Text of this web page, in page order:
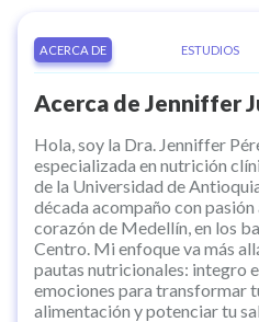
ACERCA DE ESTUDIOS
Acerca de Jenniffer
Hola, soy la Dra. Jenniffer
especializada en nutrición
de la Universidad de
década acompaño con
corazón de Medellín, en los
Centro. Mi enfoque va más
pautas nutricionales: integro
emociones para transformar
alimentación y potenciar tu